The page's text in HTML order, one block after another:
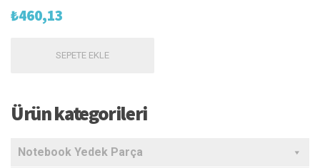
₺460,13
SEPETE EKLE
Ürün kategorileri
Notebook Yedek Parça